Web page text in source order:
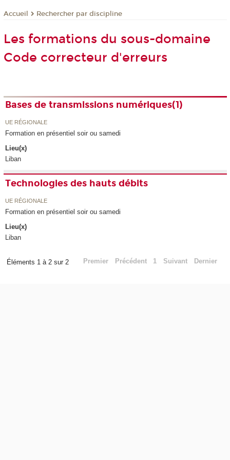
Accueil Rechercher par discipline
Les formations du sous-domaine
Code correcteur d'erreurs
Bases de transmissions numériques(1)
UE RÉGIONALE
Formation en présentiel soir ou samedi
Lieu(x)
Liban
Technologies des hauts débits
UE RÉGIONALE
Formation en présentiel soir ou samedi
Lieu(x)
Liban
Éléments 1 à 2 sur 2 Premier Précédent 1 Suivant Dernier